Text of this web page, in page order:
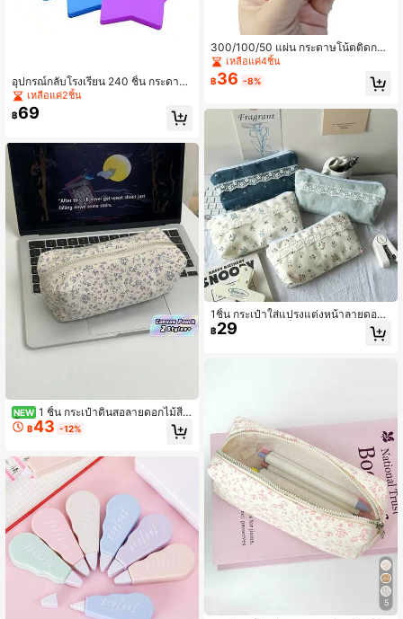
อุปกรณ์กลับโรงเรียน 240 ชิ้น กระดาษโ
น้ตติดรูปดาว, 8 สีสดใส กระดาษโน้ตติ
ดเอง, 30 แผ่น/แพ็ค, เครื่องเขียนน่ารัก
สำหรับนักเรียน ครู, สิ่งจำเป็นในห้องเรีย
เหลือแค่2ชิ้น
฿69
NEW 1 ชิ้น กระเป๋าดินสอลายดอกไม้สี
น้ำเงิน, กระเป๋าผ้าแคนวาสวินเทจซิป, ก
ระเป๋าเก็บเครื่องเขียนขนาดใหญ่สำหรับ
฿43 -12%
300/100/50 แผ่น กระดาษโน้ตติดกาว
ใสมีเส้น 6 สีสดใส กระดาษโน้ตติดกาว เ
ครื่องเขียนน่ารักสำหรับโรงเรียนและสำ
นักงาน อุปกรณ์กลับไปโรงเรียน ของขวั
เหลือแค่4ชิ้น
฿36 -8%
1ชิ้น กระเป๋าใส่แปรงแต่งหน้าลายดอกไ
ม้ลูกไม้, กระเป๋าเก็บของผ้าแคนวาสวินเ
ทจซิป, กระเป๋าเครื่องสำอางความจุขนา
฿29
5